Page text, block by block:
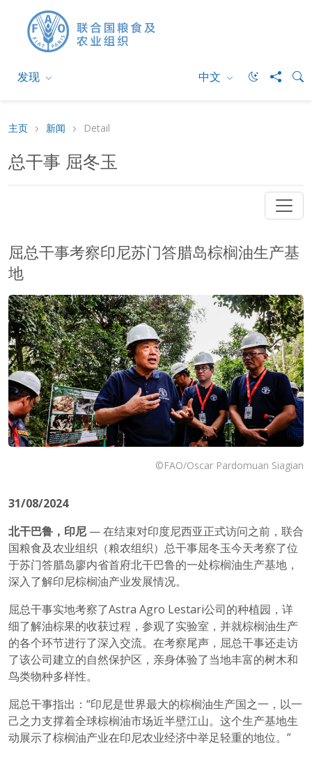
发现 中文
主页 新闻 Detail
总干事 屈冬玉
屈总干事考察印尼苏门答腊岛棕榈油生产基
地
©FAO/Oscar Pardomuan Siagian
31/08/2024
北干巴鲁，印尼 — 在结束对印度尼西亚正式访问之前，联合
国粮食及农业组织（粮农组织）总干事屈冬玉今天考察了位
于苏门答腊岛廖内省首府北干巴鲁的一处棕榈油生产基地，
深入了解印尼棕榈油产业发展情况。
屈总干事实地考察了Astra Agro Lestari公司的种植园，详
细了解油棕果的收获过程，参观了实验室，并就棕榈油生产
的各个环节进行了深入交流。在考察尾声，屈总干事还走访
了该公司建立的自然保护区，亲身体验了当地丰富的树木和
鸟类物种多样性。
屈总干事指出：“印尼是世界最大的棕榈油生产国之一，以一
己之力支撑着全球棕榈油市场近半壁江山。这个生产基地生
动展示了棕榈油产业在印尼农业经济中举足轻重的地位。”